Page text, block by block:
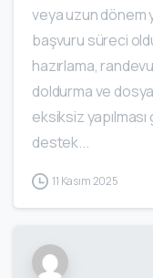
veya uzun dönem
başvuru süreci
hazırlama,
doldurma ve
eksiksiz
destek...
11 Kasım 2025